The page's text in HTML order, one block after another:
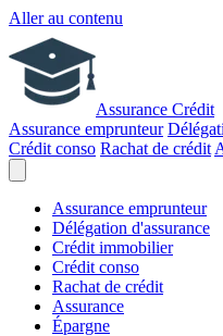
Aller au contenu
Assurance Crédit
Assurance emprunteur
Crédit conso Rachat de crédit
Assurance emprunteur
Délégation d'assurance
Crédit immobilier
Crédit conso
Rachat de crédit
Assurance
Épargne